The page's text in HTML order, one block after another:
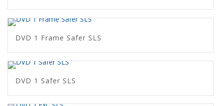
DVD 1 Frame Safer SLS
DVD 1 Safer SLS